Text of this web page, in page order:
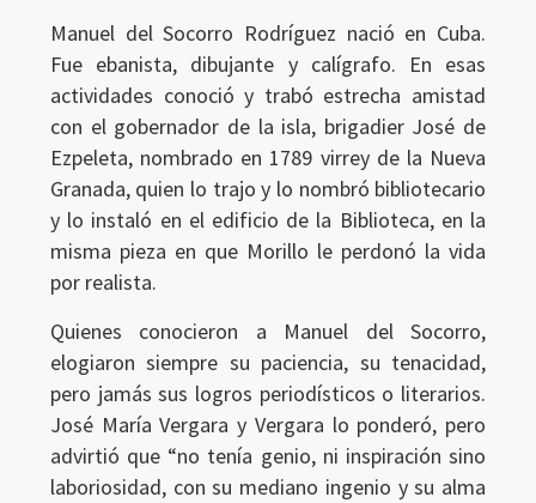
Manuel del Socorro Rodríguez nació en Cuba.
Fue ebanista, dibujante y calígrafo. En esas
actividades conoció y trabó estrecha amistad
con el gobernador de la isla, brigadier José de
Ezpeleta, nombrado en 1789 virrey de la Nueva
Granada, quien lo trajo y lo nombró bibliotecario
y lo instaló en el edificio de la Biblioteca, en la
misma pieza en que Morillo le perdonó la vida
por realista.
Quienes conocieron a Manuel del Socorro,
elogiaron siempre su paciencia, su tenacidad,
pero jamás sus logros periodísticos o literarios.
José María Vergara y Vergara lo ponderó, pero
advirtió que “no tenía genio, ni inspiración sino
laboriosidad, con su mediano ingenio y su alma